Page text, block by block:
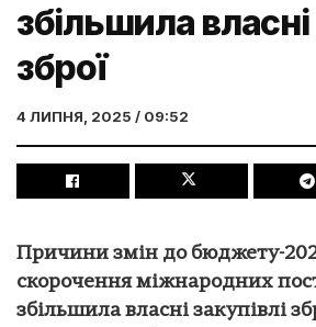
збільшила власні
зброї
4 ЛИПНЯ, 2025 / 09:52
Причини змін до бюджету-
скорочення міжнародних
збільшила власні закупівлі